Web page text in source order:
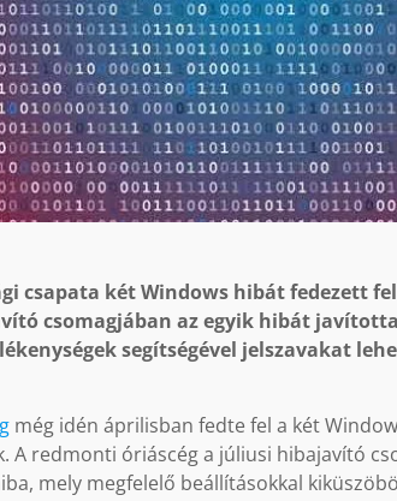
csapata két Windows hibát fedezett
csomagjában az egyik hibát
segítségével jelszavakat
még idén áprilisban fedte fel a két
A redmonti óriáscég a júliusi hibajavító
mely megfelelő beállításokkal